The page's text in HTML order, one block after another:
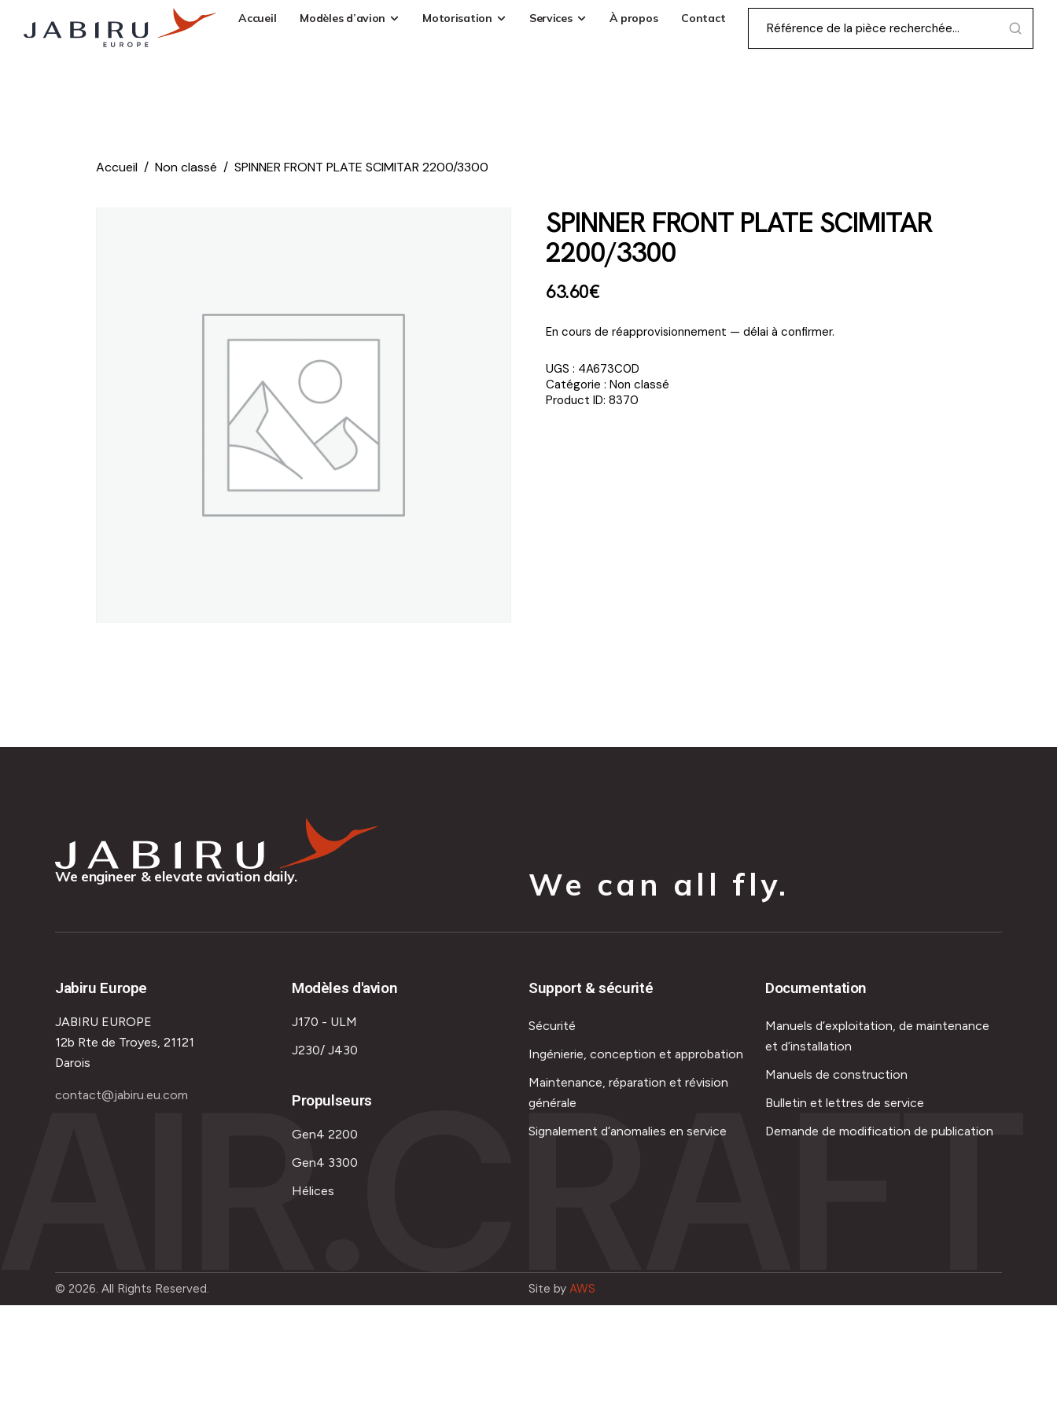
Accueil Modèles d’avion Motorisation Services À propos Contact
Accueil Non classé SPINNER FRONT PLATE SCIMITAR 2200/3300
SPINNER FRONT PLATE SCIMITAR
2200/3300
63.60€
En cours de réapprovisionnement — délai à confirmer.
UGS : 4A673C0D
Catégorie : Non classé
Product ID: 8370
We engineer & elevate aviation daily. We can all fly.
Jabiru Europe
JABIRU EUROPE
12b Rte de Troyes, 21121
Darois
contact@jabiru.eu.com
Modèles d'avion
J170 - ULM
J230/ J430
Propulseurs
Gen4 2200
Gen4 3300
Hélices
Support & sécurité
Sécurité
Ingénierie, conception et approbation
Maintenance, réparation et révision
générale
Signalement d’anomalies en service
Documentation
Manuels d’exploitation, de maintenance
et d’installation
Manuels de construction
Bulletin et lettres de service
Demande de modification de publication
AIR.CRAFT
© 2026. All Rights Reserved. Site by AWS